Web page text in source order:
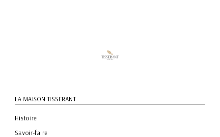
LA MAISON TISSERANT
Histoire
Savoir-faire